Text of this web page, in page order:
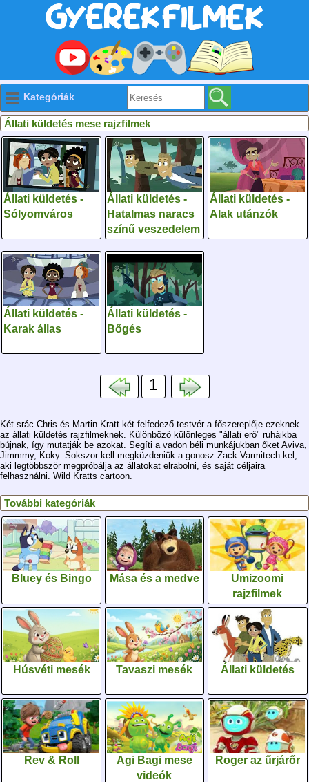
Kategóriák
Állati küldetés mese rajzfilmek
Állati küldetés -
Sólyomváros
Állati küldetés -
Hatalmas naracs
színű veszedelem
Állati küldetés -
Alak utánzók
Állati küldetés -
Karak állas
Állati küldetés -
Bőgés
1
Két srác Chris és Martin Kratt két felfedező testvér a főszereplője ezeknek
az állati küldetés rajzfilmeknek. Különböző különleges "állati erő" ruháikba
bújnak, így mutatják be azokat. Segíti a vadon béli munkájukban őket Aviva,
Jimmmy, Koky. Sokszor kell megküzdeniük a gonosz Zack Varmitech-kel,
aki legtöbbször megpróbálja az állatokat elrabolni, és saját céljaira
felhasználni. Wild Kratts cartoon.
További kategóriák
Bluey és Bingo Mása és a medve
Umizoomi
rajzfilmek
Húsvéti mesék Tavaszi mesék Állati küldetés
Rev & Roll
Agi Bagi mese
videók
Roger az űrjárőr